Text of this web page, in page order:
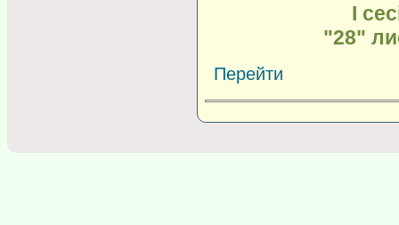
I
"28"
Перейти